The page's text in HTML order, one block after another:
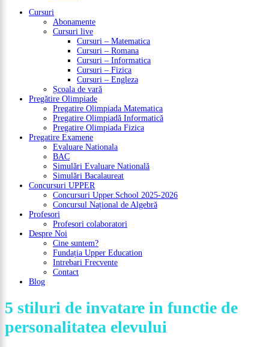
Cursuri
Abonamente
Cursuri live
Cursuri – Matematica
Cursuri – Romana
Cursuri – Informatica
Cursuri – Fizica
Cursuri – Engleza
Școala de vară
Pregătire Olimpiade
Pregatire Olimpiada Matematica
Pregatire Olimpiadă Informatică
Pregatire Olimpiada Fizica
Pregatire Examene
Evaluare Nationala
BAC
Simulări Evaluare Natională
Simulări Bacalaureat
Concursuri UPPER
Concursuri Upper.School 2025-2026
Concursul Național de Algebră
Profesori
Profesori colaboratori
Despre Noi
Cine suntem?
Fundația Upper Education
Intrebari Frecvente
Contact
Blog
5 stiluri de invatare in functie de
personalitatea elevului